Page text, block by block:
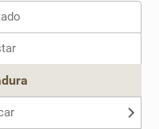
me ajudou